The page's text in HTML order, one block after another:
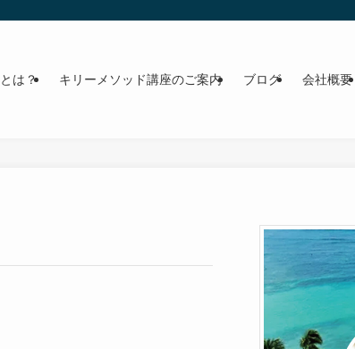
は？ キリーメソッド講座のご案内 ブログ 会社概要